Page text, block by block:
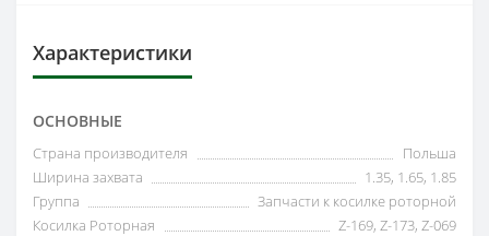
Характеристики
ОСНОВНЫЕ
Страна производителя
Польша
Ширина захвата
1.35, 1.65, 1.85
Группа
Запчасти к косилке роторной
Косилка Роторная
Z-169, Z-173, Z-069